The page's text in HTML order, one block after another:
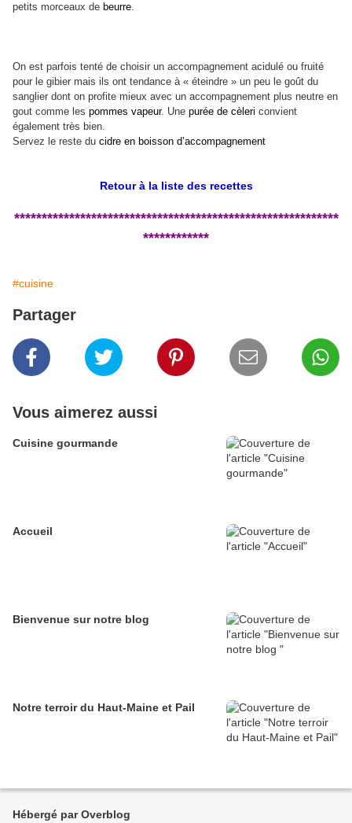
petits morceaux de beurre.
On est parfois tenté de choisir un accompagnement acidulé ou fruité
pour le gibier mais ils ont tendance à « éteindre » un peu le goût du
sanglier dont on profite mieux avec un accompagnement plus neutre en
gout comme les pommes vapeur. Une purée de cèleri convient
également très bien.
Servez le reste du cidre en boisson d’accompagnement
Retour à la liste des recettes
***********************************************************
************
#cuisine
Partager
Vous aimerez aussi
Cuisine gourmande
Accueil
Bienvenue sur notre blog
Notre terroir du Haut-Maine et Pail
Hébergé par Overblog